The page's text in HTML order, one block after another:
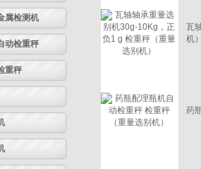
属检测机
动检重秤
重秤
瓦
机
药